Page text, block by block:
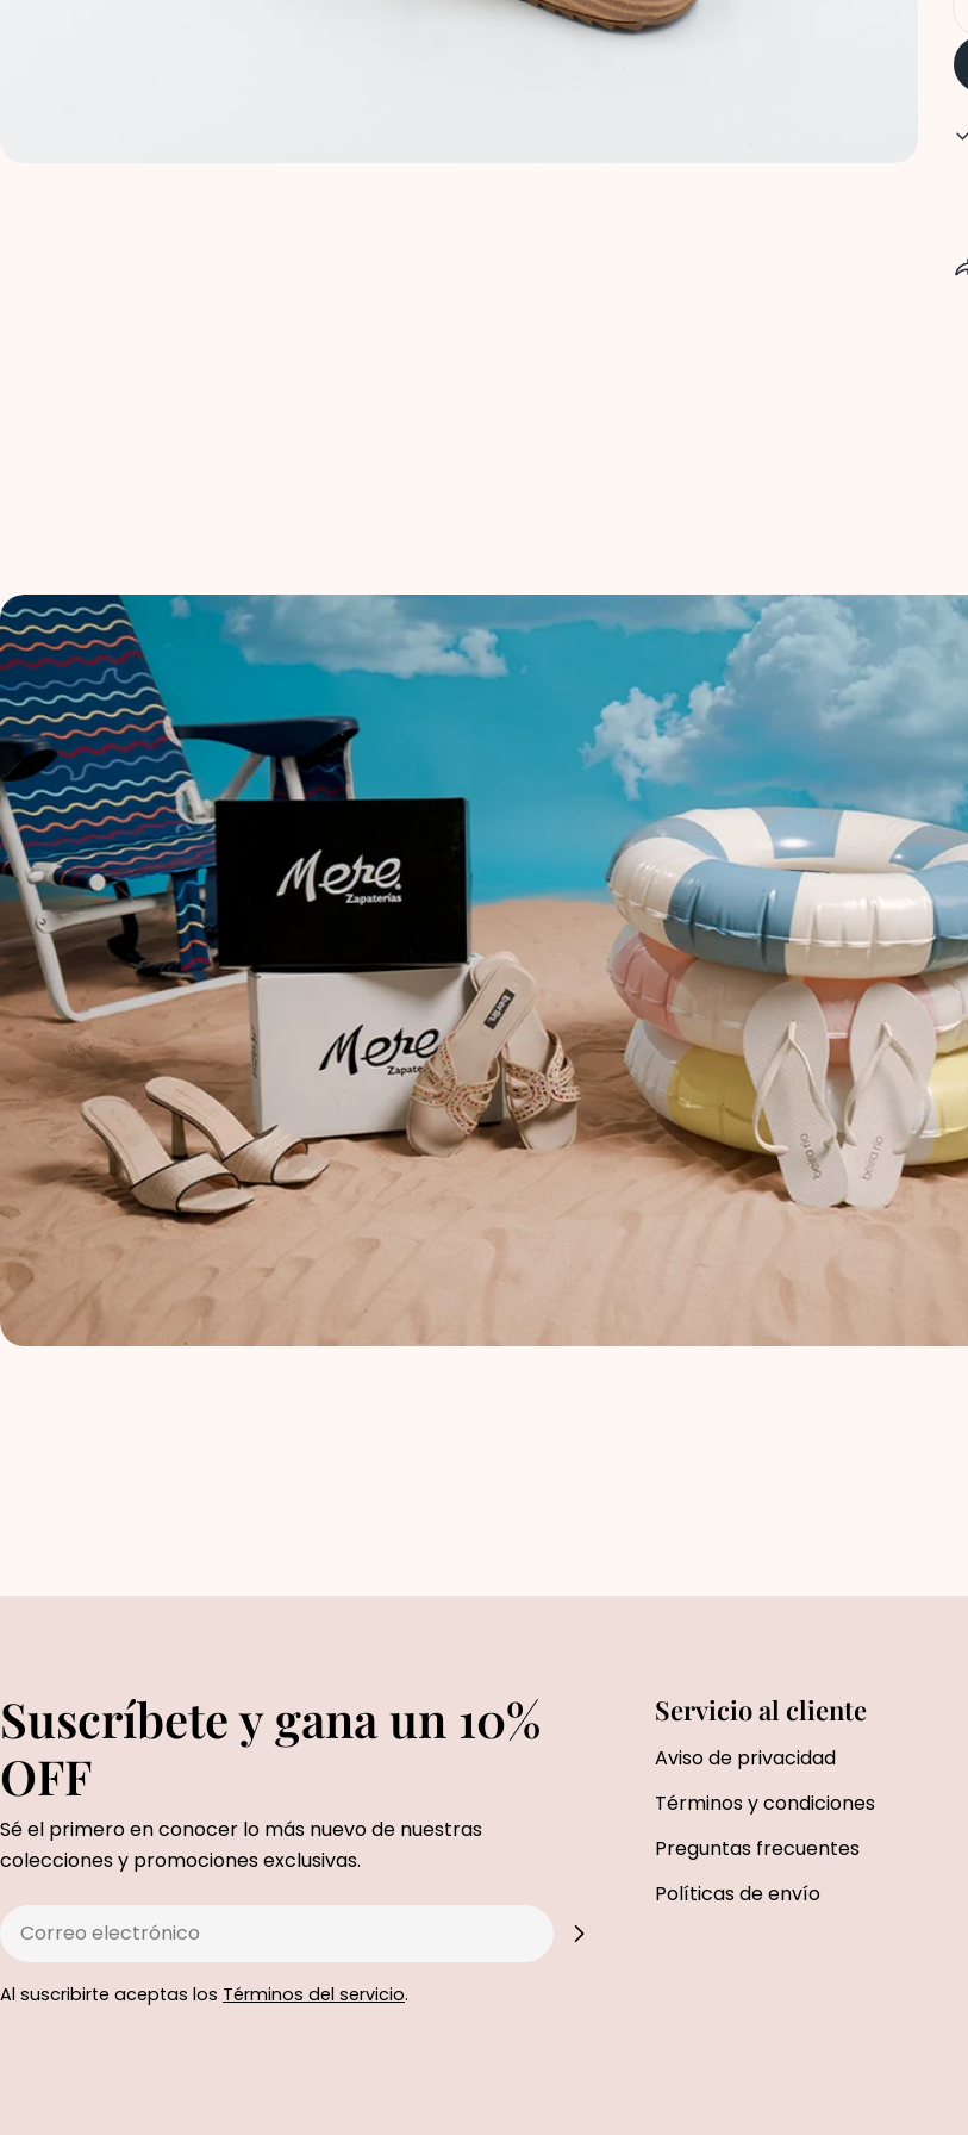
Suscríbete y gana un 10%
OFF
Sé el primero en conocer lo más nuevo de nuestras
colecciones y promociones exclusivas.
Correo
electrónico
Al suscribirte aceptas los Términos del servicio.
Servicio al cliente
Aviso de privacidad
Términos y condiciones
Preguntas frecuentes
Políticas de envío